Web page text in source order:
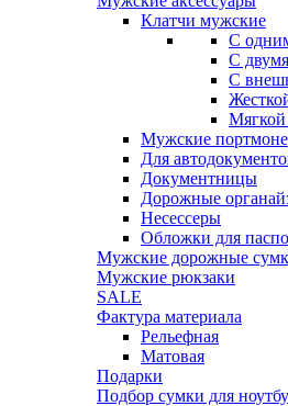
Клатчи мужские
С
С
С
Мужские портмоне
Для
Документницы
Дорожные
Несессеры
Обложки для
Мужские дорожные
Мужские рюкзаки
SALE
Фактура материала
Рельефная
Матовая
Подарки
Подбор сумки для